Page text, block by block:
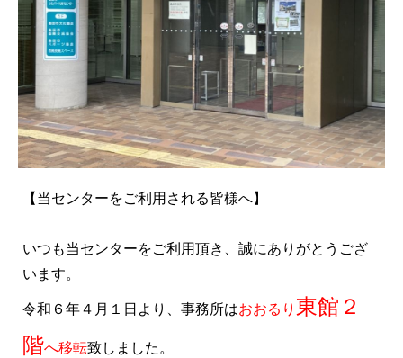
【当センターをご利用される皆様へ】
いつも当センターをご利用頂き、誠にありがとうござ
います。
令和６年４月１日より、事務所はおおるり 東館２
階へ移転致しました。